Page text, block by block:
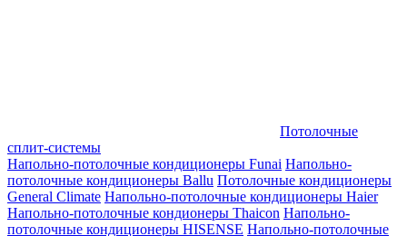
Потолочные
сплит-системы
Напольно-потолочные кондиционеры Funai Напольно-
потолочные кондиционеры Ballu Потолочные кондиционеры
General Climate Напольно-потолочные кондиционеры Haier
Напольно-потолочные кондионеры Thaicon Напольно-
потолочные кондиционеры HISENSE Напольно-потолочные